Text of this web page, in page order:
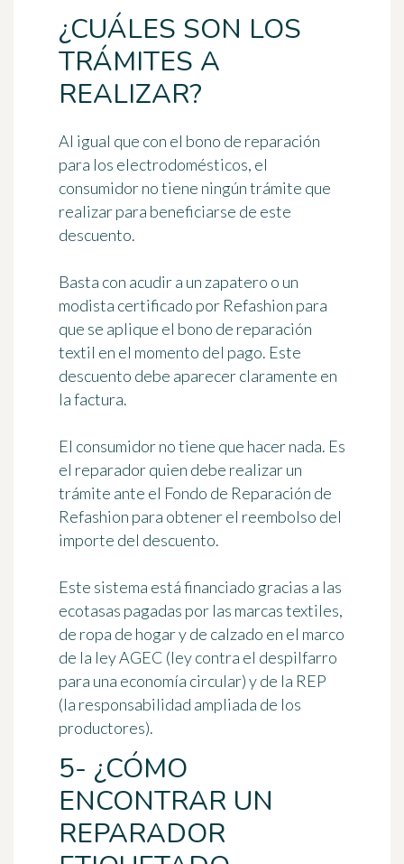
¿CUÁLES SON LOS
TRÁMITES A
REALIZAR?
Al igual que con el bono de reparación
para los electrodomésticos, el
consumidor no tiene ningún trámite que
realizarpara beneficiarse de este
descuento.
Basta con acudir a un zapatero o un
modista certificado por Refashion para
que se aplique el bono de reparación
textil en el momento del pago. Este
descuento debe aparecer claramente en
la factura.
El consumidor no tiene que hacer nada. Es
el reparador quien debe realizar un
trámite ante el Fondo de Reparación de
Refashion para obtener el reembolso del
importe del descuento.
Este sistema estáfinanciado gracias a las
ecotasas pagadas por las marcas textiles,
de ropa de hogar y de calzado en el marco
de la ley AGEC (ley contra el despilfarro
para una economía circular) y de la REP
(la responsabilidad ampliada de los
productores).
5- ¿CÓMO
ENCONTRAR UN
REPARADOR